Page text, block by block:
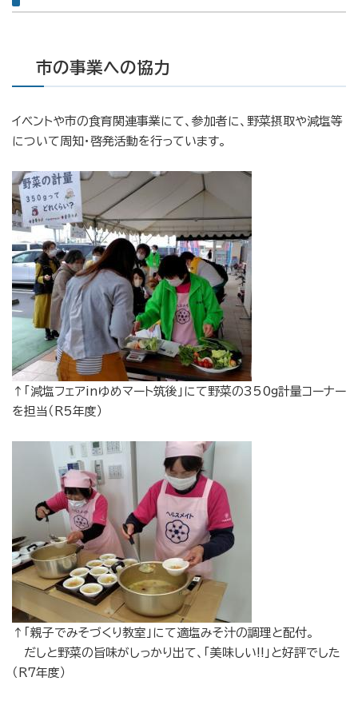
市の事業への協力
イベントや市の食育関連事業にて、参加者に、野菜摂取や減塩等
について周知・啓発活動を行っています。
↑「減塩フェアinゆめマート筑後」にて野菜の350g計量コーナー
を担当（R5年度）
↑「親子でみそづくり教室」にて適塩みそ汁の調理と配付。
だしと野菜の旨味がしっかり出て、「美味しい!!」と好評でした
（R7年度）